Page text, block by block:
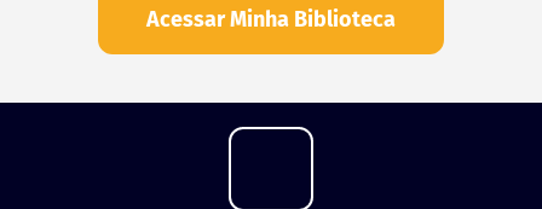
Acessar Minha Biblioteca